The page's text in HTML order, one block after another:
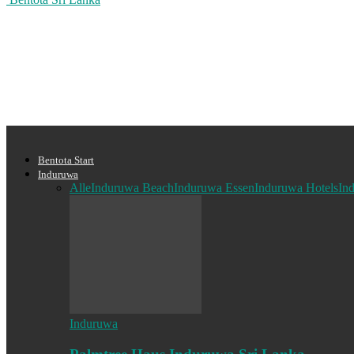
Bentota Start
Induruwa
AlleInduruwa BeachInduruwa EssenInduruwa Hotels
Induruwa